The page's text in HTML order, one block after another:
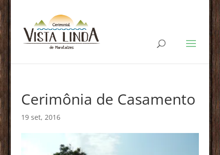
Cerimônia de Casamento
19 set, 2016